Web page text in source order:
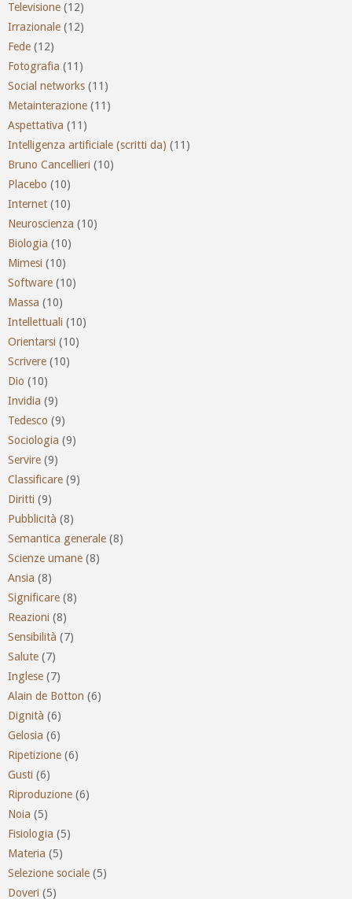
Televisione (12)
Irrazionale (12)
Fede (12)
Fotografia (11)
Social networks (11)
Metainterazione (11)
Aspettativa (11)
Intelligenza artificiale (scritti da) (11)
Bruno Cancellieri (10)
Placebo (10)
Internet (10)
Neuroscienza (10)
Biologia (10)
Mimesi (10)
Software (10)
Massa (10)
Intellettuali (10)
Orientarsi (10)
Scrivere (10)
Dio (10)
Invidia (9)
Tedesco (9)
Sociologia (9)
Servire (9)
Classificare (9)
Diritti (9)
Pubblicità (8)
Semantica generale (8)
Scienze umane (8)
Ansia (8)
Significare (8)
Reazioni (8)
Sensibilità (7)
Salute (7)
Inglese (7)
Alain de Botton (6)
Dignità (6)
Gelosia (6)
Ripetizione (6)
Gusti (6)
Riproduzione (6)
Noia (5)
Fisiologia (5)
Materia (5)
Selezione sociale (5)
Doveri (5)